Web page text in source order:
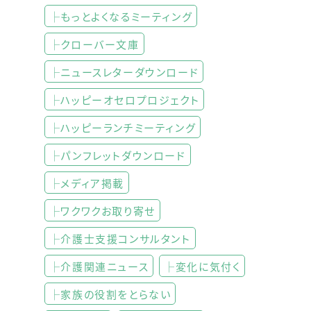
├もっとよくなるミーティング
├クローバー文庫
├ニュースレターダウンロード
├ハッピーオセロプロジェクト
├ハッピーランチミーティング
├パンフレットダウンロード
├メディア掲載
├ワクワクお取り寄せ
├介護士支援コンサルタント
├介護関連ニュース
├変化に気付く
├家族の役割をとらない